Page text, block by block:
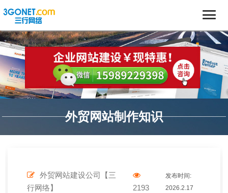
外贸网站制作知识
外贸网站建设公司【三
行网络】
2193
发布时间:
2026.2.17